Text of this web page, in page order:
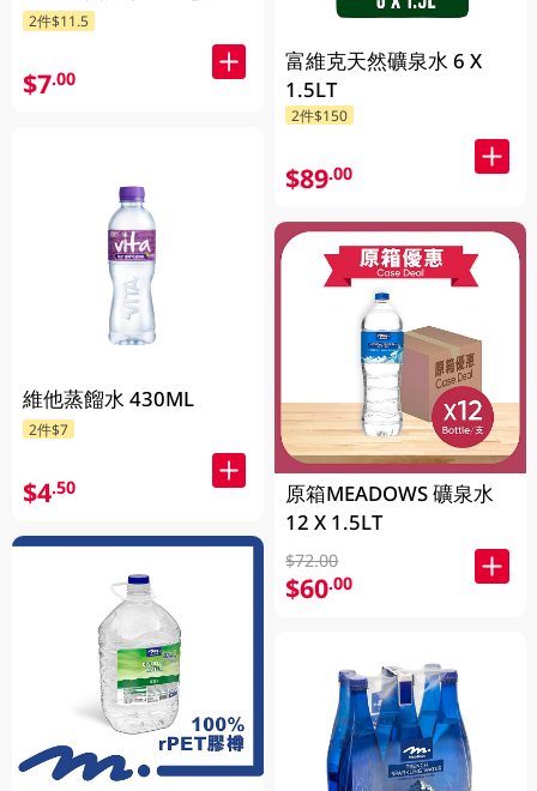
2件$11.5
$7.00
維他蒸餾水 430ML
2件$7
$4.50
富維克天然礦泉水 6 X
1.5LT
2件$150
$89.00
原箱MEADOWS 礦泉水
12 X 1.5LT
$72.00
$60.00